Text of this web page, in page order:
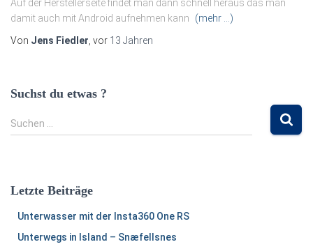
Auf der Herstellerseite findet man dann schnell heraus das man
damit auch mit Android aufnehmen kann
(mehr …)
Von Jens Fiedler, vor 13 Jahren
Suchst du etwas ?
S
u
n
Suchen …
Letzte Beiträge
Unterwasser mit der Insta360 One RS
Unterwegs in Island – Snæfellsnes